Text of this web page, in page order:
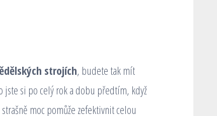
strojích, budete tak mít
jste si po celý rok a dobu předtím, když
moc pomůže zefektivnit celou